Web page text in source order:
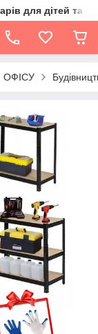
для дітей та їх
ОФІСУ